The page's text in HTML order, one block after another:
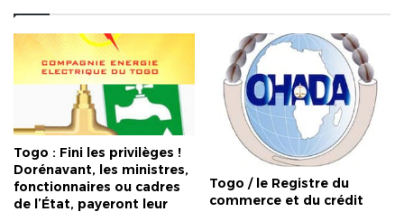
Togo : Fini les privilèges !
Dorénavant, les ministres,
fonctionnaires ou cadres
de l’État, payeront leur
Togo / le Registre du
commerce et du crédit